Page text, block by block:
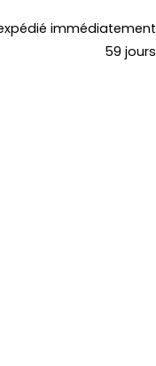
immédiatement
59 jours